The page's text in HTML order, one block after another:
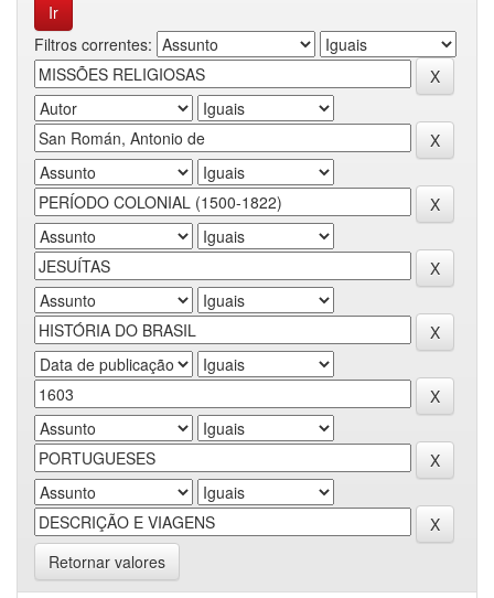
Filtros correntes:
Retornar valores